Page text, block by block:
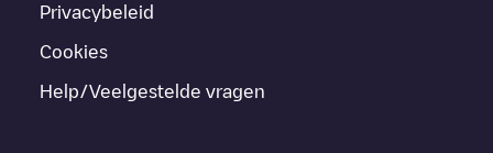
Privacybeleid
Cookies
Help/Veelgestelde vragen